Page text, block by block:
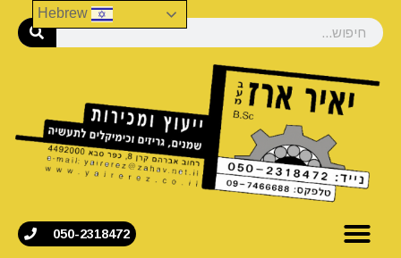
050-2318472
Hebrew